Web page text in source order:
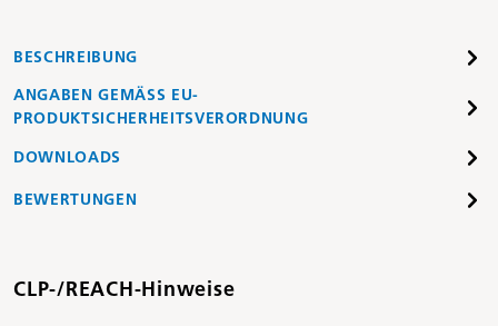
BESCHREIBUNG
ANGABEN GEMÄSS EU-P
RODUKTSICHERHEITSVERORDNUNG
DOWNLOADS
BEWERTUNGEN
CLP-/REACH-Hinweise